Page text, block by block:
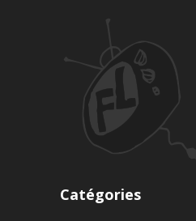
Catégories